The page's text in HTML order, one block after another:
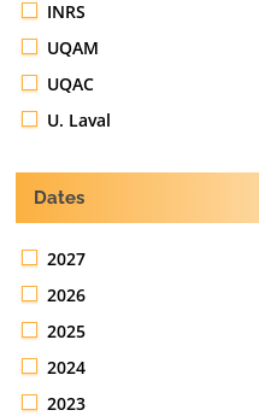
INRS
UQAM
UQAC
U. Laval
Dates
2027
2026
2025
2024
2023